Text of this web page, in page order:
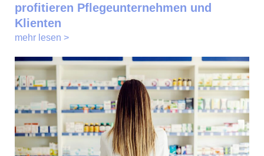
profitieren Pflegeunternehmen und
Klienten
mehr lesen >